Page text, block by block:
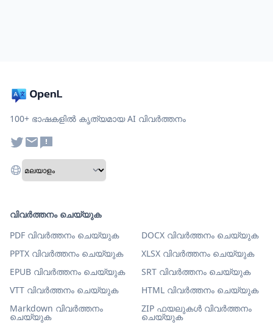
100+ ഭാഷകളിൽ കൃത്യമായ AI വിവർത്തനം
വിവർത്തനം ചെയ്യുക
PDF വിവർത്തനം ചെയ്യുക
DOCX വിവർത്തനം ചെയ്യുക
PPTX വിവർത്തനം ചെയ്യുക
XLSX വിവർത്തനം ചെയ്യുക
EPUB വിവർത്തനം ചെയ്യുക
SRT വിവർത്തനം ചെയ്യുക
VTT വിവർത്തനം ചെയ്യുക
HTML വിവർത്തനം ചെയ്യുക
Markdown വിവർത്തനം
ചെയ്യുക
ZIP ഫയലുകൾ വിവർത്തനം
ചെയ്യുക